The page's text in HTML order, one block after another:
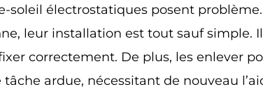
soleil électrostatiques posent
leur installation est tout sauf simple.
correctement. De plus, les enlever
tâche ardue, nécessitant de nouveau